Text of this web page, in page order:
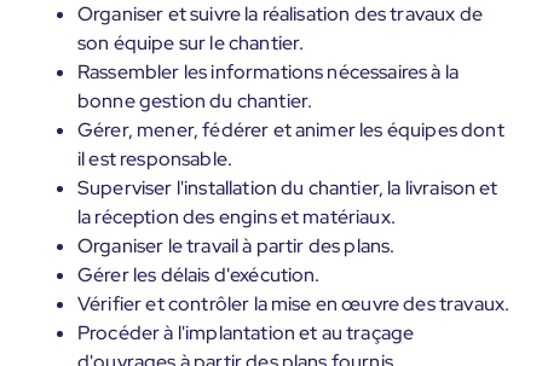
Organiser et suivre la réalisation des travaux de
son équipe sur le chantier.
Rassembler les informations nécessaires à la
bonne gestion du chantier.
Gérer, mener, fédérer et animer les équipes dont
il est responsable.
Superviser l'installation du chantier, la livraison et
la réception des engins et matériaux.
Organiser le travail à partir des plans.
Gérer les délais d'exécution.
Vérifier et contrôler la mise en œuvre des travaux.
Procéder à l'implantation et au traçage